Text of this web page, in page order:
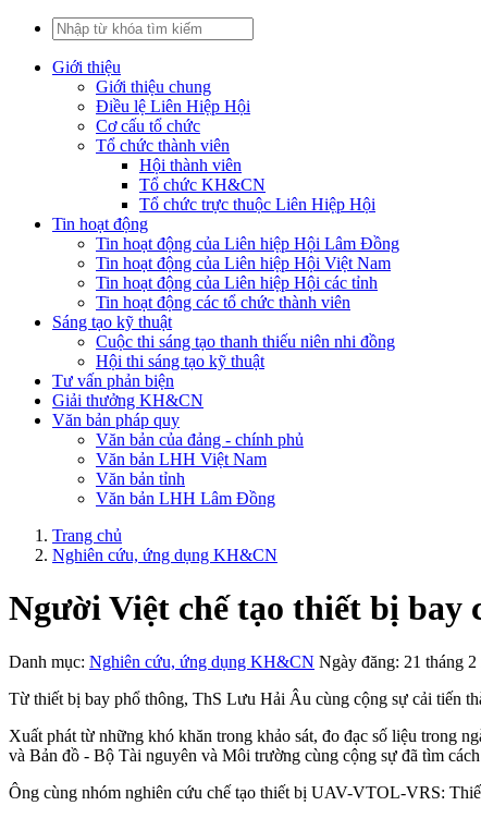
Giới thiệu
Giới thiệu chung
Điều lệ Liên Hiệp Hội
Cơ cấu tổ chức
Tổ chức thành viên
Hội thành viên
Tổ chức KH&CN
Tổ chức trực thuộc Liên Hiệp Hội
Tin hoạt động
Tin hoạt động của Liên hiệp Hội Lâm Đồng
Tin hoạt động của Liên hiệp Hội Việt Nam
Tin hoạt động của Liên hiệp Hội các tỉnh
Tin hoạt động các tổ chức thành viên
Sáng tạo kỹ thuật
Cuộc thi sáng tạo thanh thiếu niên nhi đồng
Hội thi sáng tạo kỹ thuật
Tư vấn phản biện
Giải thưởng KH&CN
Văn bản pháp quy
Văn bản của đảng - chính phủ
Văn bản LHH Việt Nam
Văn bản tỉnh
Văn bản LHH Lâm Đồng
Trang chủ
Nghiên cứu, ứng dụng KH&CN
Người Việt chế tạo thiết bị bay
Danh mục: Nghiên cứu, ứng dụng KH&CN Ngày đăng: 21 tháng 2
Từ thiết bị bay phổ thông, ThS Lưu Hải Âu cùng cộng sự cải tiến
Xuất phát từ những khó khăn trong khảo sát, đo đạc số liệu trong
và Bản đồ - Bộ Tài nguyên và Môi trường cùng cộng sự đã tìm
Ông cùng nhóm nghiên cứu chế tạo thiết bị UAV-VTOL-VRS: